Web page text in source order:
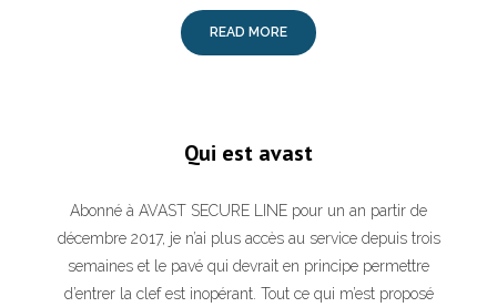
READ MORE
Qui est avast
Abonné à AVAST SECURE LINE pour un an partir de
décembre 2017, je n’ai plus accès au service depuis trois
semaines et le pavé qui devrait en principe permettre
d’entrer la clef est inopérant. Tout ce qui m’est proposé